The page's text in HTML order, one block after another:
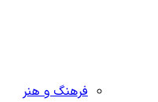
فرهنگ و هنر